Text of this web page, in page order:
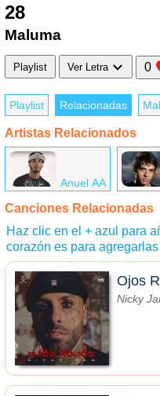
28
Maluma
Playlist Ver Letra 0
Playlist Relacionadas
Artistas Relacionados
Anuel AA
Canciones Relacionadas
Haz clic en el + azul para
corazón es para
Ojos
Nicky